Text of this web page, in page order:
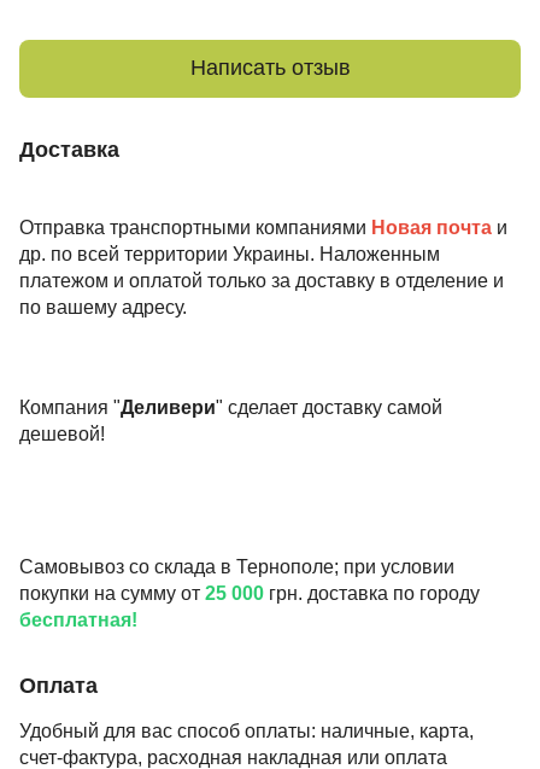
Написать отзыв
Доставка
Отправка транспортными компаниями Новая почта и
др. по всей территории Украины. Наложенным
платежом и оплатой только за доставку в отделение и
по вашему адресу.
Компания "Деливери" сделает доставку самой
дешевой!
Самовывоз со склада в Тернополе; при условии
покупки на сумму от 25 000 грн. доставка по городу
бесплатная!
Оплата
Удобный для вас способ оплаты: наличные, карта,
счет-фактура, расходная накладная или оплата